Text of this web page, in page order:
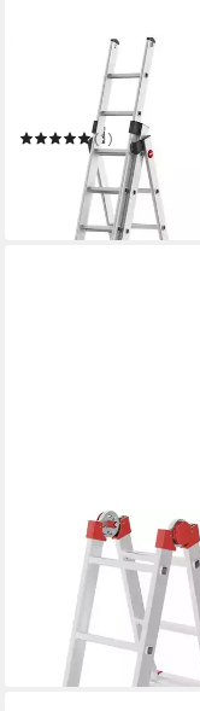
Vielzweckleiter
(1)
459,09 € UVP479,99 €
in 2-3 Werktagen bei dir
Vielzweckleiter M80
ab 177,72 € UVP 249,99
in 2-3 Werktagen bei dir